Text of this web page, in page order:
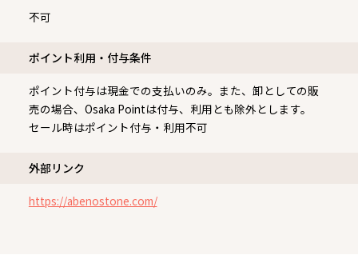
不可
ポイント利用・付与条件
ポイント付与は現金での支払いのみ。また、卸としての販
売の場合、Osaka Pointは付与、利用とも除外とします。
セール時はポイント付与・利用不可
外部リンク
https://abenostone.com/